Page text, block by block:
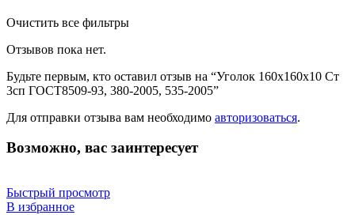
Очистить все фильтры
Отзывов пока нет.
Будьте первым, кто оставил отзыв на “Уголок 160х160х10 Ст
3сп ГОСТ8509-93, 380-2005, 535-2005”
Для отправки отзыва вам необходимо авторизоваться.
Возможно, вас заинтересует
Быстрый просмотр
В избранное